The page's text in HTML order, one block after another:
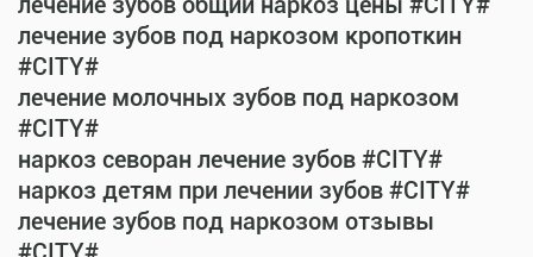
лечение зубов под наркозом кропоткин
#CITY#
лечение молочных зубов под наркозом
#CITY#
наркоз севоран лечение зубов #CITY#
наркоз детям при лечении зубов #CITY#
лечение зубов под наркозом отзывы